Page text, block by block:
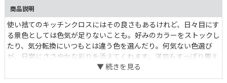
商品説明
使い捨てのキッチンクロスにはその良さもあるけれど、日々目にす
る景色としては色気が足りないことも。好みのカラーをストックし
たり、気分転換にいつもとは違う色を選んだり。何気ない色選び
が、日常にささやかな彩りを添えてくれます。洋皿もすっぽり覆え
る大判サイズで、ラックの目隠しやランチョンマットとしても重宝
します。